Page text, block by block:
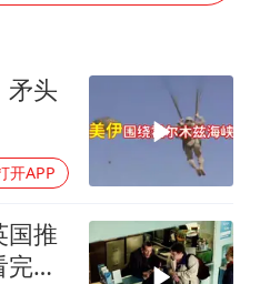
女子利用漏洞0元薅走3000多件家电
否认与27岁模特的恋情
求领导干部带头休假
新局 实干挑大梁
矛头
开APP
国推
才